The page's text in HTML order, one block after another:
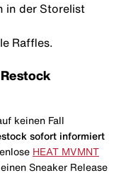
in der Storelist
Raffles.
keinen Fall
sofort informiert
HEAT MVMNT
Sneaker Release